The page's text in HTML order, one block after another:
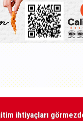
ihtiyaçları